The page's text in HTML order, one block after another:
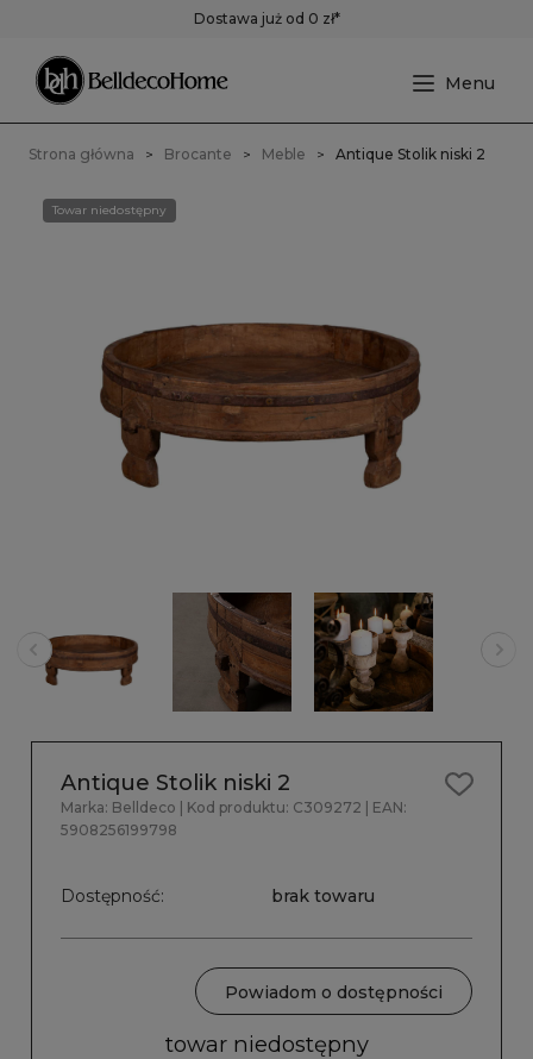
Dostawa już od 0 zł*
Strona główna Brocante Meble Antique Stolik niski 2
Towar niedostępny
Antique Stolik niski 2
Marka: Belldeco | Kod produktu: C309272
| EAN:
5908256199798
Dostępność: brak towaru
Powiadom o dostępności
towar niedostępny